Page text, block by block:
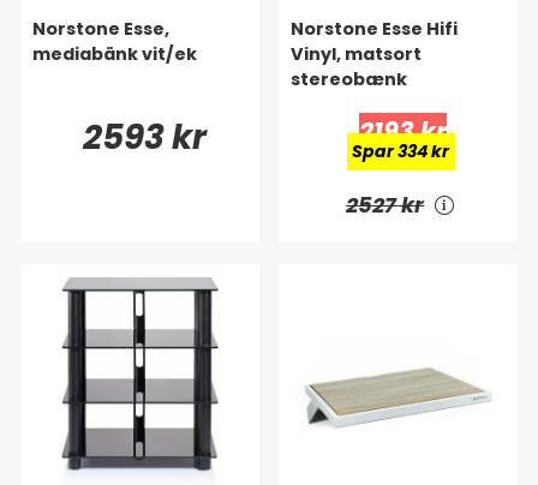
Norstone Esse,
mediabänk vit/ek
2593 kr
Norstone Esse Hifi
Vinyl, matsort
stereobænk
2193 kr
Spar 334 kr
2527 kr